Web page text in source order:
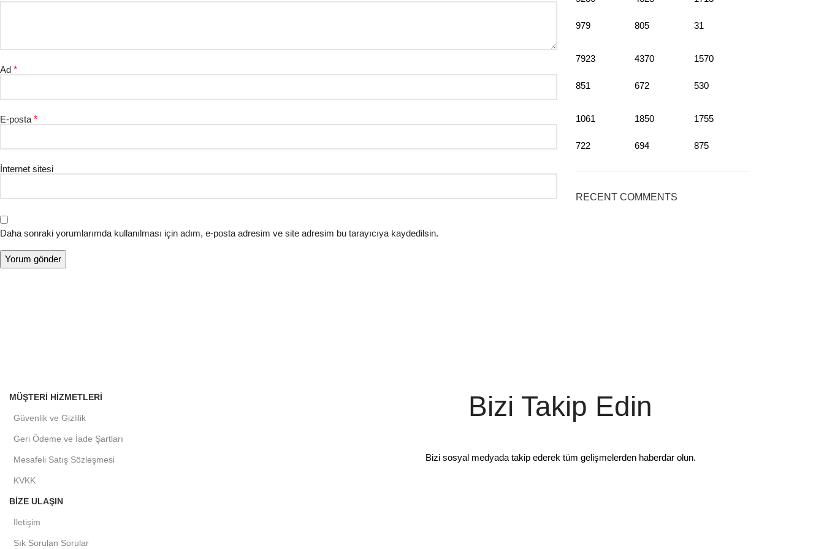
Ad *
E-posta *
İnternet sitesi
Daha sonraki yorumlarımda kullanılması için adım, e-posta adresim ve site adresim bu tarayıcıya kaydedilsin.
979 805 31
7923
851
4370
672
1570
530
1061
722
1850
694
1755
875
RECENT COMMENTS
MÜŞTERI HIZMETLERI
Güvenlik ve Gizlilik
Geri Ödeme ve İade Şartları
Mesafeli Satış Sözleşmesi
KVKK
BIZE ULAŞIN
İletişim
Sık Sorulan Sorular
Bizi Takip Edin
Bizi sosyal medyada takip ederek tüm gelişmelerden haberdar olun.